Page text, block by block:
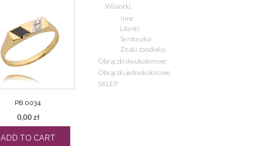
PB 0034
0,00 zł
ADD TO CART
Wisiorki
Inne
Literki
Serduszka
Znaki zoodiaku
Obrączki dwukolorowe
Obrączki jednokolorowe
SKLEP